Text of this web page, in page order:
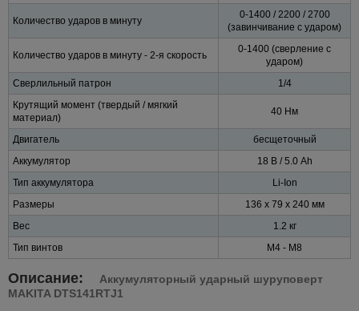
Количество ударов в минуту
0-1400 / 2200 / 2700
(завинчивание с ударом)
Количество ударов в минуту - 2-я скорость
0-1400 (сверление с
ударом)
Сверлильный патрон
1/4
Крутящий момент (твердый / мягкий
материал)
40 Нм
Двигатель
бесщеточный
Аккумулятор
18 В / 5.0 Ah
Тип аккумулятора
Li-Ion
Размеры
136 x 79 x 240 мм
Вес
1.2 кг
Тип винтов
M4 - M8
Описание:
Аккумуляторный ударный шуруповерт
MAKITA DTS141RTJ1